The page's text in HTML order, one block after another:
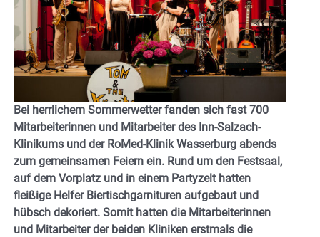
Bei herrlichem Sommerwetter fanden sich fast 700
Mitarbeiterinnen und Mitarbeiter des Inn-Salzach-
Klinikums und der RoMed-Klinik Wasserburg abends
zum gemeinsamen Feiern ein. Rund um den Festsaal,
auf dem Vorplatz und in einem Partyzelt hatten
fleißige Helfer Biertischgarnituren aufgebaut und
hübsch dekoriert. Somit hatten die Mitarbeiterinnen
und Mitarbeiter der beiden Kliniken erstmals die